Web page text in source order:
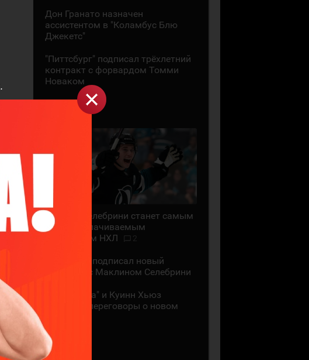
Дон Гранато назначен
ассистентом в "Коламбус Блю
Джекетс"
"Питтсбург" подписал трёхлетний
контракт с форвардом Томми
Новаком
29 ИЮЛЯ
Маклин Селебрини станет самым
высокооплачиваемым
хоккеистом НХЛ
"Сан-Хосе" подписал новый
контракт с Маклином Селебрини
"Миннесота" и Куинн Хьюз
проведут переговоры о новом
28 ИЮЛЯ